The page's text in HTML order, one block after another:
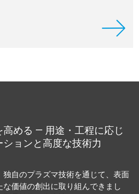
める ― 用途・工程に応じ
ョンと高度な技術力
独自のプラズマ技術を通じて、表面
価値の創出に取り組んできまし